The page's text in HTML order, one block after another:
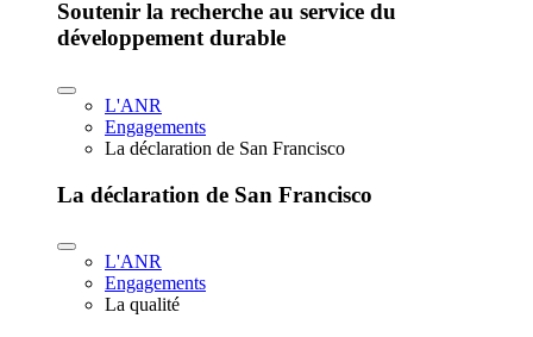
Soutenir la recherche au service du
développement durable
L'ANR
Engagements
La déclaration de San Francisco
La déclaration de San Francisco
L'ANR
Engagements
La qualité